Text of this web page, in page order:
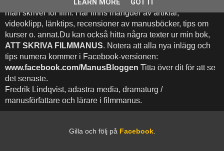
Denna blogg inehhåller runt 500 (!) inlägg med fokus på hur
man skriver för film. Här finns mängder av artiklar,
videoklipp, länktips, recensioner av manusböcker, tips om
kurser o. annat.Du kan också hitta några texter ur min bok,
ATT SKRIVA FILMMANUS. Notera att alla nya inlägg och
tips numera kommer i Facebook-versionen:
www.facebook.com/ManusBloggen Titta över dit för att se
det senaste.
Fredrik Lindqvist, adastra media, dramaturg /
manusförfattare och lärare i filmmanus.
Gilla och följ på Facebook.
LEARN MORE GOT IT